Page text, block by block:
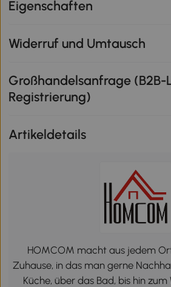
Eigenschaften
Widerruf und Umtausch
Großhandelsanfrage (B2B-
Registrierung)
Artikeldetails
HOMCOM macht aus jedem
Zuhause, in das man gerne
Küche, über das Bad, bis hin